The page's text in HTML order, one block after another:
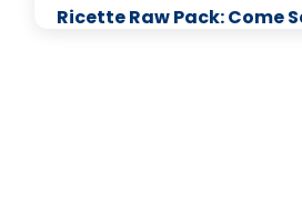
Ricette Raw Pack: Come